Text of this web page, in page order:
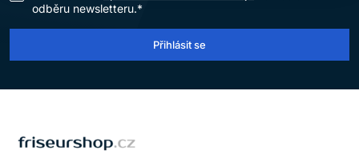
odběru newsletteru.*
Přihlásit se